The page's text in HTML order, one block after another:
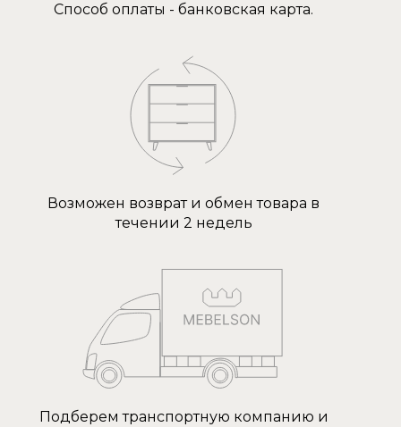
Способ оплаты - банковская карта.
Возможен возврат и обмен товара в
течении 2 недель
Подберем транспортную компанию и